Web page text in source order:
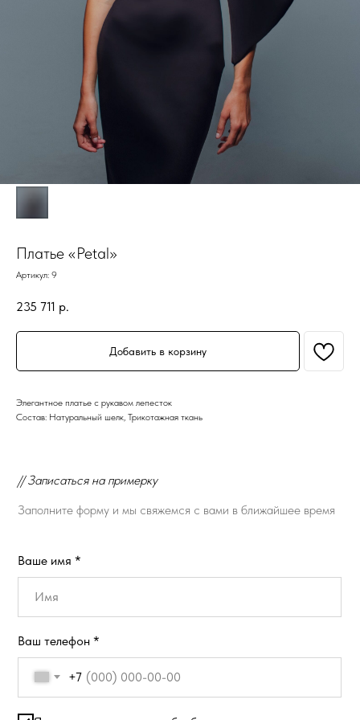
Платье «Petal»
Артикул: 9
235 711 р.
Добавить в корзину
Элегантное платье с рукавом лепесток
Состав: Натуральный шелк, Трикотажная ткань
// Записаться на примерку
Ваше имя *
Ваш телефон *
+7
Заполните форму и мы свяжемся с вами в ближайшее время